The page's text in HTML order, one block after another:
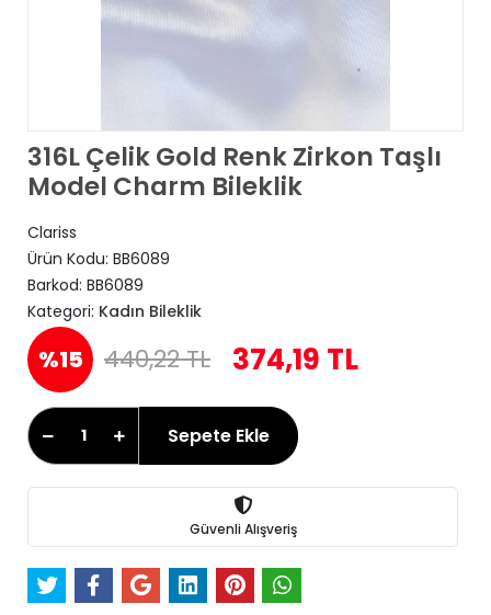
316L Çelik Gold Renk Zirkon Taşlı
Model Charm Bileklik
Clariss
Ürün Kodu: BB6089
Barkod: BB6089
Kategori: Kadın Bileklik
%15 440,22 TL 374,19 TL
Sepete Ekle
Güvenli Alışveriş